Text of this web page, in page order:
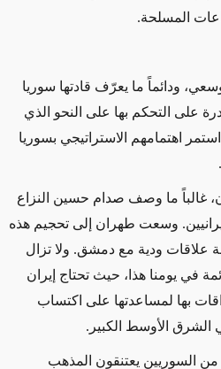
المسلحة.
ودائماً ما يعرّف قادتها سوريا
على التحكم بها على النحو الذي
استمر اهتمامهم الاستراتيجي بسوريا
غالباً ما وصف صدام حسين النزاع
وسعت طهران إلى تحجيم هذه
علاقات ودية مع دمشق. ولا تزال
في يومنا هذا، حيث تحتاج إيران
بها لمساعدتها على اكتساب
الشرق الأوسط الكبير .
من السوريين يعتنقون المذهب